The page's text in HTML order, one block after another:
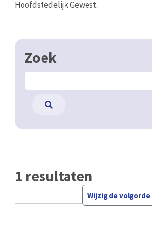
Hoofdstedelijk Gewest.
Zoek
1 resultaten
Wijzig de volgorde